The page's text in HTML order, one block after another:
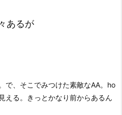
あるが
で、そこでみつけた素敵なAA。 ho
える。きっとかなり前からあるん